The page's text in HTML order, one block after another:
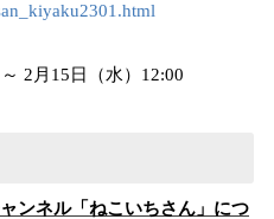
2月15日（水）12:00
ンネル「ねこいちさん」につ